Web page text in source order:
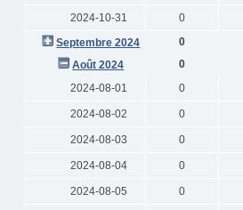
2024-10-31 0
Septembre 2024
0
Août 2024
0
2024-08-01
0
2024-08-02 0
2024-08-03 0
2024-08-04 0
2024-08-05 0